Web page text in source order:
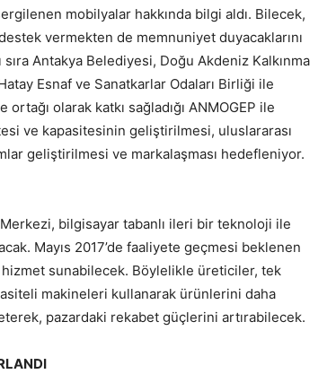
mobilyalar hakkında bilgi aldı. Bilecek,
vermekten de memnuniyet duyacaklarını
sıra Antakya Belediyesi, Doğu Akdeniz Kalkınma
Esnaf ve Sanatkarlar Odaları Birliği ile
ortağı olarak katkı sağladığı ANMOGEP ile
ve kapasitesinin geliştirilmesi, uluslararası
geliştirilmesi ve markalaşması hedefleniyor.
bilgisayar tabanlı ileri bir teknoloji ile
Mayıs 2017’de faaliyete geçmesi beklenen
sunabilecek. Böylelikle üreticiler, tek
makineleri kullanarak ürünlerini daha
pazardaki rekabet güçlerini artırabilecek.